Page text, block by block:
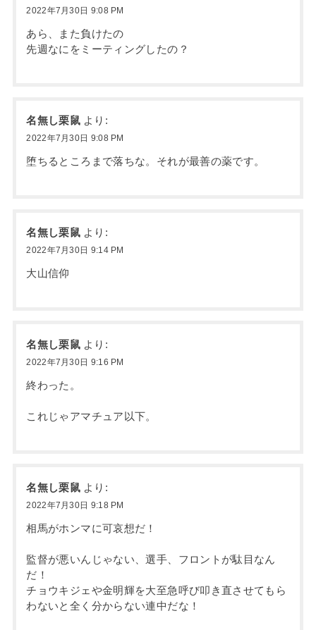
2022年7月30日 9:08 PM
あら、また負けたの
先週なにをミーティングしたの？
名無し栗鼠 より:
2022年7月30日 9:08 PM
堕ちるところまで落ちな。それが最善の薬です。
名無し栗鼠 より:
2022年7月30日 9:14 PM
大山信仰
名無し栗鼠 より:
2022年7月30日 9:16 PM
終わった。
これじゃアマチュア以下。
名無し栗鼠 より:
2022年7月30日 9:18 PM
相馬がホンマに可哀想だ！
監督が悪いんじゃない、選手、フロントが駄目なん
だ！
チョウキジェや金明輝を大至急呼び叩き直させてもら
わないと全く分からない連中だな！